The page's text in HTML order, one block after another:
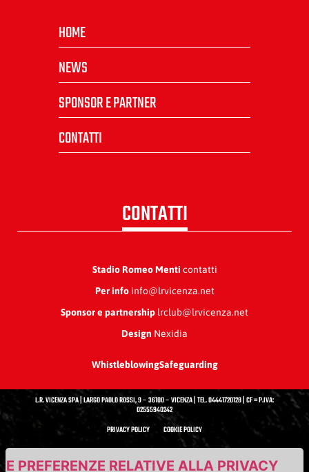
HOME
NEWS
SPONSOR E PARTNER
CONTATTI
CONTATTI
Stadio Romeo Menti contatti
Per infoinfo@lrvicenza.net
Sponsor e partnership lrclub@lrvicenza.net
Design Nexidia
WhistleblowingSafeguarding
L.R. VICENZA SPA | LARGO PAOLO ROSSI, 9 – 36100 – VICENZA | TEL. 04441720128 | CF = P.IVA:
02555940242
PRIVACY POLICY
COOKIE POLICY
PREFERENZE RELATIVE ALLA PRIVACY